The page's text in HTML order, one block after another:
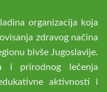
organizacija koja
zdravog načina
bivše Jugoslavije.
i prirodnog lečenja
aktivnosti i